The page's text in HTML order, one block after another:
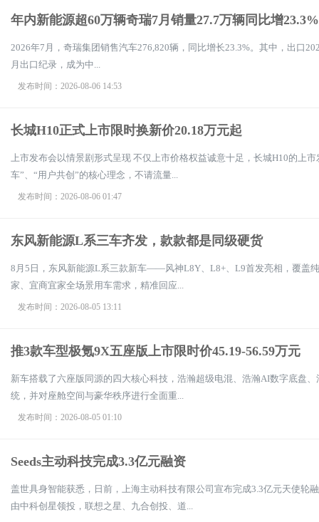
年内新能源超60万辆奇瑞7月销量27.7万辆同比增23.3%
2026年7月，奇瑞集团销售汽车276,820辆，同比增长23.3%。其中，出口
月出口纪录，成为中...
发布时间：2026-08-06 14:53
长城H10正式上市限时换新价20.18万元起
上市发布会以情景剧形式呈现 不仅上市价格权益诚意十足，长城H10的上
车”、“用户共创”的核心理念，不请流量...
发布时间：2026-08-06 01:47
东风新能源L系三车齐发，款款都是同级硬货
8月5日，东风新能源L系三款新车——风神L8Y、L8+、L9首发亮相，覆盖
家、宜商宜家全场景用车需求，精准回应...
发布时间：2026-08-05 13:11
推3款车型极氪9X五座版上市限时价45.19-56.59万元
新车搭载了六座版同源的四大核心科技，浩瀚超级电混、浩瀚AI数字底盘
统，并对座舱空间与豪华秩序进行全面重...
发布时间：2026-08-05 01:10
Seeds主动科技完成3.3亿元融资
盖世具身智能获悉，日前，上海主动科技有限公司宣布完成3.3亿元天使轮
由中科创星领投，联想之星、九合创投、道...